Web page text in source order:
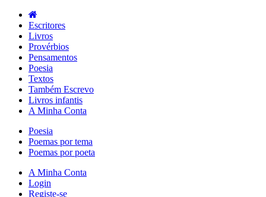
Escritores
Livros
Provérbios
Pensamentos
Poesia
Textos
Também Escrevo
Livros infantis
A Minha Conta
Poesia
Poemas por tema
Poemas por poeta
A Minha Conta
Login
Registe-se